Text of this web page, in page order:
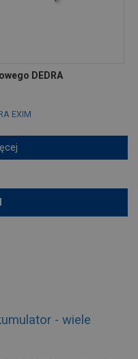
DEDRA
EXIM
- wiele